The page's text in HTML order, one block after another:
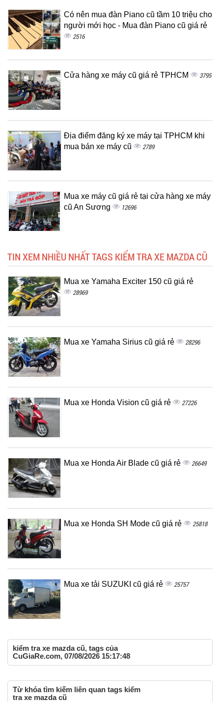
Có nên mua đàn Piano cũ tầm 10 triệu cho
người mới học - Mua đàn Piano cũ giá rẻ
2516
Cửa hàng xe máy cũ giá rẻ TPHCM 3795
Địa điểm đăng ký xe máy tại TPHCM khi
mua bán xe máy cũ
2789
Mua xe máy cũ giá rẻ tại cửa hàng xe máy
cũ An Sương
12696
TIN XEM NHIỀU NHẤT TAGS KIỂM TRA XE MAZDA CŨ
Mua xe Yamaha Exciter 150 cũ giá rẻ
28969
Mua xe Yamaha Sirius cũ giá rẻ 28296
Mua xe Honda Vision cũ giá rẻ 27226
Mua xe Honda Air Blade cũ giá rẻ 26649
Mua xe Honda SH Mode cũ giá rẻ 25818
Mua xe tải SUZUKI cũ giá rẻ 25757
kiểm tra xe mazda cũ, tags của
CuGiaRe.com, 07/08/2026 15:17:48
Từ khóa tìm kiếm liên quan tags kiểm
tra xe mazda cũ